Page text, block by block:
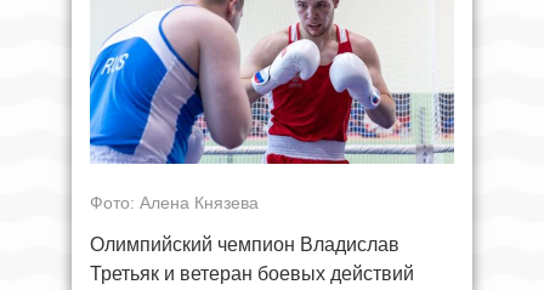
Фото: Алена Князева
Олимпийский чемпион Владислав
Третьяк и ветеран боевых действий